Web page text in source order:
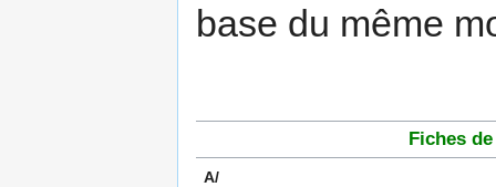
base du même
Fiches
A/